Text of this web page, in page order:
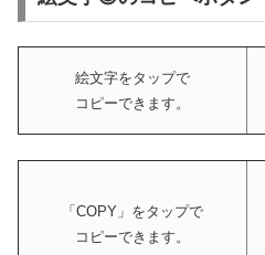
絵文字をタップで
コピーできます。
「COPY」をタップで
コピーできます。